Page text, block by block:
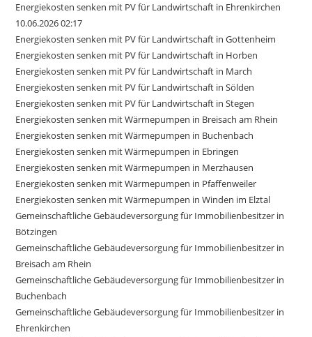
Energiekosten senken mit PV für Landwirtschaft in Ehrenkirchen
10.06.2026 02:17
Energiekosten senken mit PV für Landwirtschaft in Gottenheim
Energiekosten senken mit PV für Landwirtschaft in Horben
Energiekosten senken mit PV für Landwirtschaft in March
Energiekosten senken mit PV für Landwirtschaft in Sölden
Energiekosten senken mit PV für Landwirtschaft in Stegen
Energiekosten senken mit Wärmepumpen in Breisach am Rhein
Energiekosten senken mit Wärmepumpen in Buchenbach
Energiekosten senken mit Wärmepumpen in Ebringen
Energiekosten senken mit Wärmepumpen in Merzhausen
Energiekosten senken mit Wärmepumpen in Pfaffenweiler
Energiekosten senken mit Wärmepumpen in Winden im Elztal
Gemeinschaftliche Gebäudeversorgung für Immobilienbesitzer in
Bötzingen
Gemeinschaftliche Gebäudeversorgung für Immobilienbesitzer in
Breisach am Rhein
Gemeinschaftliche Gebäudeversorgung für Immobilienbesitzer in
Buchenbach
Gemeinschaftliche Gebäudeversorgung für Immobilienbesitzer in
Ehrenkirchen